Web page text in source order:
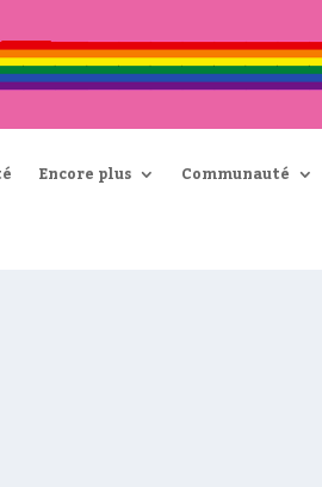
Encore plus Communauté